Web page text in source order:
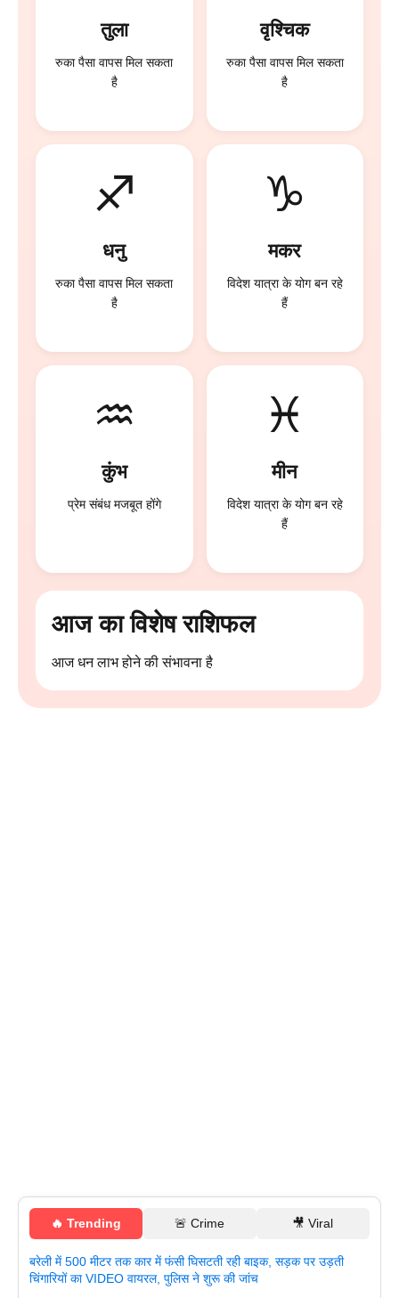
तुला
रुका पैसा वापस मिल सकता
है
वृश्चिक
रुका पैसा वापस मिल सकता
है
♐
धनु
रुका पैसा वापस मिल सकता
है
♑
मकर
विदेश यात्रा के योग बन रहे
हैं
♒
कुंभ
प्रेम संबंध मजबूत होंगे
♓
मीन
विदेश यात्रा के योग बन रहे
हैं
आज का विशेष राशिफल
आज धन लाभ होने की संभावना है
🔥 Trending 🚨 Crime 🎥 Viral
बरेली में 500 मीटर तक कार में फंसी घिसटती रही बाइक, सड़क पर उड़ती
चिंगारियों का VIDEO वायरल, पुलिस ने शुरू की जांच